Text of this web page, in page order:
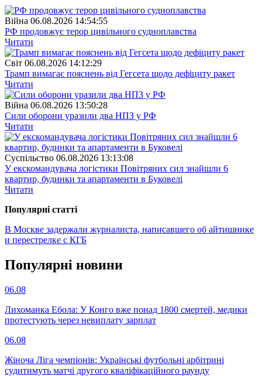
Війна 06.08.2026 14:54:55
РФ продовжує терор цивільного судноплавства
Читати
Свiт 06.08.2026 14:12:29
Трамп вимагає пояснень від Гегсета щодо дефіциту ракет
Читати
Війна 06.08.2026 13:50:28
Сили оборони уразили два НПЗ у РФ
Читати
Суспiльство 06.08.2026 13:13:08
У екскомандувача логістики Повітряних сил знайшли 6
квартир, будинки та апартаменти в Буковелі
Читати
Популярнi статтi
В Москве задержали журналиста, написавшего об айтишнике
и перестрелке с КГБ
Популярнi новини
06.08
Лихоманка Ебола: У Конго вже понад 1800 смертей, медики
протестують через невиплату зарплат
06.08
Жіноча Ліга чемпіонів: Українські футбольні арбітрині
судитимуть матчі другого кваліфікаційного раунду